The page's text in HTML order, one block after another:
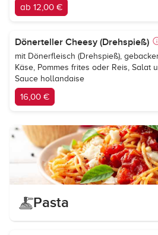
ab 12,00 €
Dönerteller Cheesy (Drehspieß)
mit Dönerfleisch (Drehspieß),
Käse, Pommes frites oder Reis, Salat
Sauce hollandaise
16,00 €
Pasta